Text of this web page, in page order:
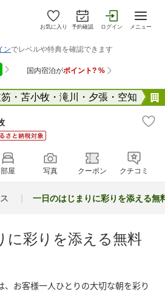
お気に入り 予約確認 ログイン メニュー
・苫小牧・滝川・夕張・空知
部屋 写真 クーポン クチコミ
一日のはじまりに彩りを添える無
に彩りを添える無料
、お客様一人ひとりの大切な朝を彩り